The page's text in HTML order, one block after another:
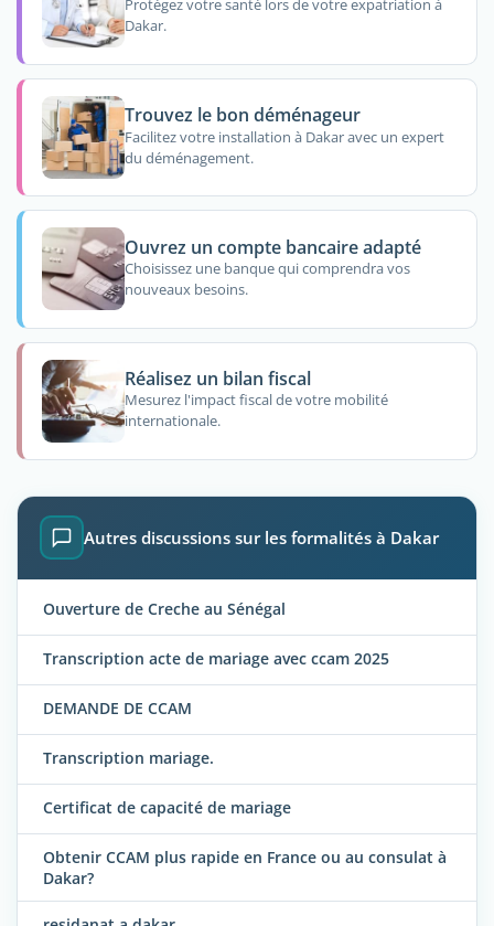
Protégez votre santé lors de votre expatriation à
Dakar.
Trouvez le bon déménageur
Facilitez votre installation à Dakar avec un expert
du déménagement.
Ouvrez un compte bancaire adapté
Choisissez une banque qui comprendra vos
nouveaux besoins.
Réalisez un bilan fiscal
Mesurez l'impact fiscal de votre mobilité
internationale.
Autres discussions sur les formalités à Dakar
Ouverture de Creche au Sénégal
Transcription acte de mariage avec ccam 2025
DEMANDE DE CCAM
Transcription mariage.
Certificat de capacité de mariage
Obtenir CCAM plus rapide en France ou au consulat à
Dakar?